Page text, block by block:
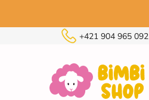
+421 904 965 092